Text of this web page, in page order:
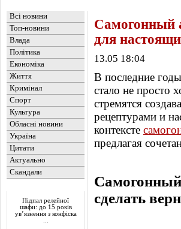
Всі новини
Топ-новини
Влада
Політика
Економіка
Життя
Кримінал
Спорт
Культура
Обласні новини
Україна
Цитати
Актуально
Скандали
Підпал релейної
шафи: до 15 років
ув’язнення з конфіска
Самогонный
для
13.05 18:04
В последние
стало не просто
стремятся
рецептурами и
контексте
предлагая
Самогонный
сделать